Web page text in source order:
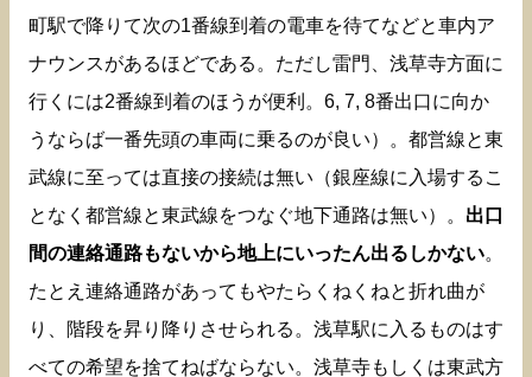
町駅で降りて次の1番線到着の電車を待てなどと車内ア
ナウンスがあるほどである。ただし雷門、浅草寺方面に
行くには2番線到着のほうが便利。6, 7, 8番出口に向か
うならば一番先頭の車両に乗るのが良い）。都営線と東
武線に至っては直接の接続は無い（銀座線に入場するこ
となく都営線と東武線をつなぐ地下通路は無い）。 出口
間の連絡通路もないから地上にいったん出るしかない。
たとえ連絡通路があってもやたらくねくねと折れ曲が
り、階段を昇り降りさせられる。浅草駅に入るものはす
べての希望を捨てねばならない。浅草寺もしくは東武方